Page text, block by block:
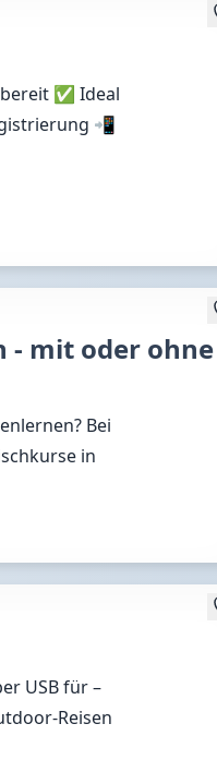
✅ Ideal
📲
- mit oder ohne
Bei
in
USB für –
Reisen